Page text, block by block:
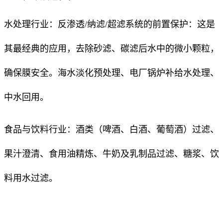
水处理行业：反渗透/纳滤/超滤系统的前置保护：这是
其最经典的应用，去除砂滤、碳滤后水中的微小颗粒，
确保膜安全。海水淡化预处理、电厂锅炉补给水处理、
中水回用。
食品与饮料行业：酒类（啤酒、白酒、葡萄酒）过滤、
果汁澄清、食用油精炼、牛奶及乳制品过滤、糖浆、饮
料用水过滤。